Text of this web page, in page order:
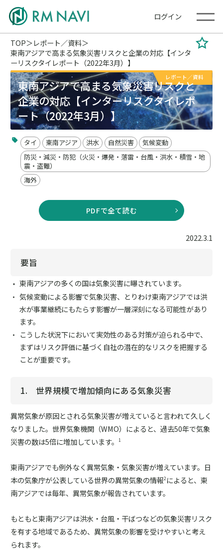
ログイン
TOP
レポート／資料
東南アジアで高まる気象災害リスクと企業の対応【インタ
ーリスクタイレポート（2022年3月）】
レポート／資料
東南アジアで高まる気象災害リスクと
企業の対応【インターリスクタイレポ
ート（2022年3月）】
タイ 東南アジア 洪水 自然災害
気候変動
防災・減災・防犯（火災・爆発・落雷・台風・洪水・積雪・地
震・盗難）
海外
PDFで全て読む
2022.3.1
要旨
東南アジアの多くの国は気象災害に曝されています。
気候変動による影響で気象災害、とりわけ東南アジアでは洪
水が事業継続にもたらす影響が一層深刻になる可能性があり
ます。
こうした状況下において実効性のある対策が迫られる中で、
まずはリスク評価に基づく自社の潜在的なリスクを把握する
ことが重要です。
1. 世界規模で増加傾向にある気象災害
異常気象が原因とされる気象災害が増えていると言われて久しく
なりました。世界気象機関（WMO）によると、過去50年で気象
災害の数は5倍に増加しています。1
東南アジアでも例外なく異常気象・気象災害が増えています。日
本の気象庁が公表している世界の異常気象の情報2 によると、東
南アジアでは毎年、異常気象が報告されています。
もともと東南アジアは洪水・台風・干ばつなどの気象災害リスク
を有する地域であるため、異常気象の影響を受けやすいと考え
られます。